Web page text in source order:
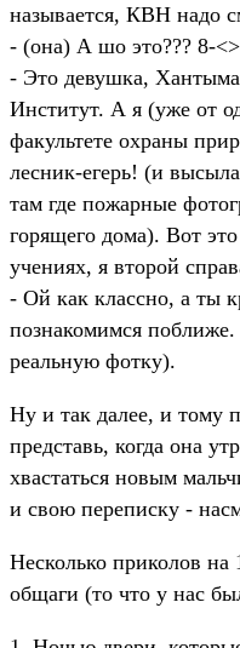
называется, КВН надо
- (она) А шо это??? 8-<>
- Это девушка,
Институт. А я (уже от
факультете охраны
лесник-егерь! (и
там где пожарные
горящего дома). Вот
учениях, я второй
- Ой как классно, а ты
познакомимся
реальную фотку).
Ну и так далее, и тому
представь, когда она
хвастаться новым
и свою переписку -
Несколько приколов на
общаги (то что у нас